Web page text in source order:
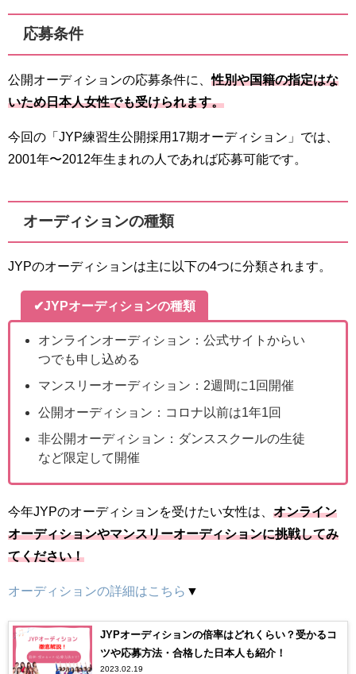
応募条件
公開オーディションの応募条件に、性別や国籍の指定はな
いため日本人女性でも受けられます。
今回の「JYP練習生公開採用17期オーディション」では、
2001年〜2012年生まれの人であれば応募可能です。
オーディションの種類
JYPのオーディションは主に以下の4つに分類されます。
✔JYPオーディションの種類
オンラインオーディション：公式サイトからい
つでも申し込める
マンスリーオーディション：2週間に1回開催
公開オーディション：コロナ以前は1年1回
非公開オーディション：ダンススクールの生徒
など限定して開催
今年JYPのオーディションを受けたい女性は、 オンライン
オーディションやマンスリーオーディションに挑戦してみ
てください！
オーディションの詳細はこちら ▼
JYPオーディションの倍率はどれくらい？受かるコ
ツや応募方法・合格した日本人も紹介！
2023.02.19